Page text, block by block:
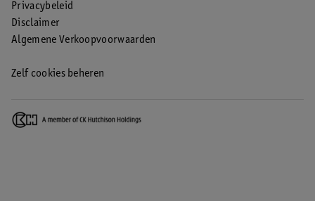
Privacybeleid
Disclaimer
Algemene Verkoopvoorwaarden
Zelf cookies beheren